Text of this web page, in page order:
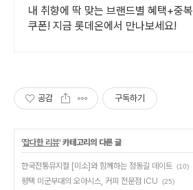
최대 5천원 혜택!
내 취향에 딱 맞는 브랜드별 혜택+중복
쿠폰! 지금 롯데온에서 만나보세요!
공감 구독하기
'잡다한 리뷰' 카테고리의 다른 글
한국전통뮤지컬 [미소]와 함께하는 정동길 데이트 (10)
평택 미군부대의 오아시스, 커피 전문점 ICU (25)